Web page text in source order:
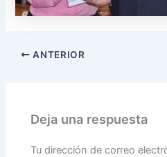
ANTERIOR
Deja una respuesta
Tu dirección de correo